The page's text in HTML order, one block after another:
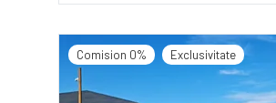
Comision 0% Exclusivitate